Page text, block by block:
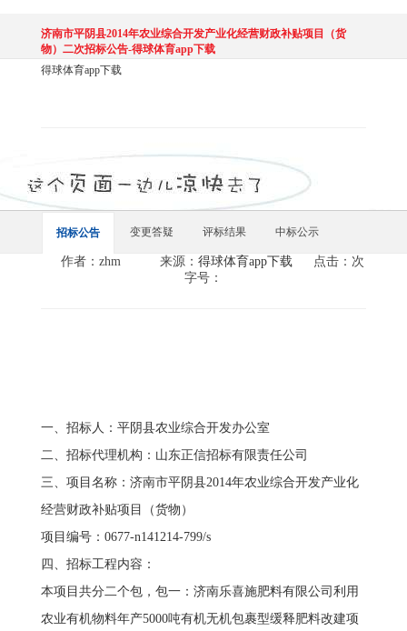
济南市平阴县2014年农业综合开发产业化经营财政补贴项目（货
物）二次招标公告-得球体育app下载
得球体育app下载
招标公告 变更答疑 评标结果 中标公示
作者：zhm 来源： 得球体育app下载
点击：次
字号：
一、招标人：平阴县农业综合开发办公室
二、招标代理机构：山东正信招标有限责任公司
三、项目名称：济南市平阴县2014年农业综合开发产业化
经营财政补贴项目（货物）
项目编号：0677-n141214-799/s
四、招标工程内容：
本项目共分二个包，包一：济南乐喜施肥料有限公司利用
农业有机物料年产5000吨有机无机包裹型缓释肥料改建项